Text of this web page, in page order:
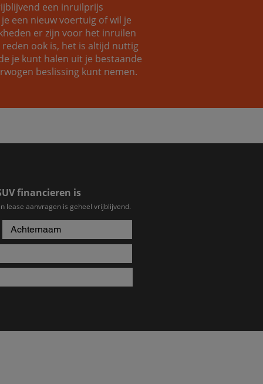
Coen Luc
een inruilprijs
een nieuw voertuig of wil je
er zijn voor het inruilen
ook is, het is altijd nuttig
je kunt halen uit je bestaande
beslissing kunt nemen.
financieren is
lease aanvragen is geheel vrijblijvend.